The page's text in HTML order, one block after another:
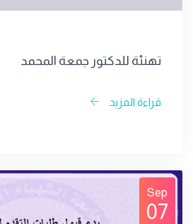
تهنئة للدكتور جمعة المحمد
قراءة المزيد
Sep
07